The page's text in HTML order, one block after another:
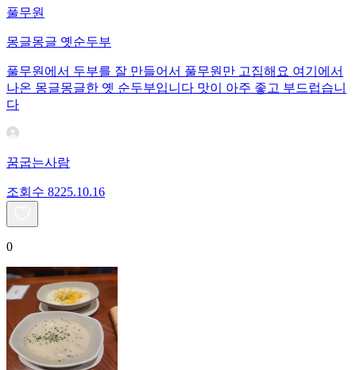
풀무원
몽글몽글 옛순두부
풀무원에서 두부를 잘 만들어서 풀무원만 고집해요 여기에서
나온 몽글몽글한 옛 순두부입니다 맛이 아주 좋고 부드럽습니
다
꿈굽는사람
조회수 8225.10.16
0